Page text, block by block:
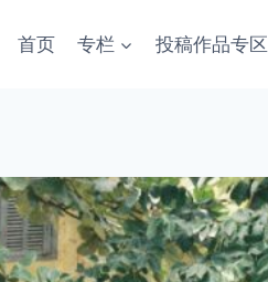
首页 专栏 投稿作品专区